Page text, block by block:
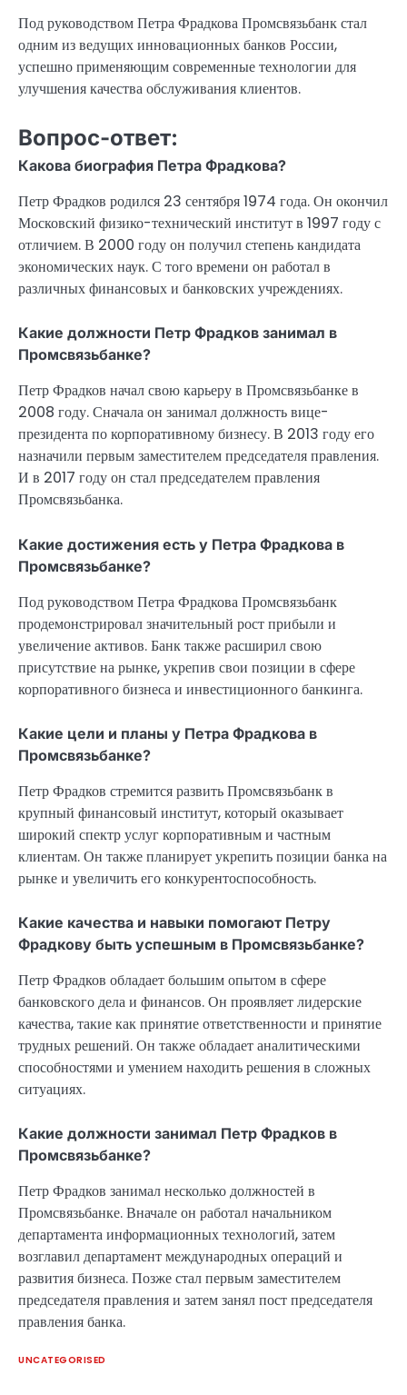
Под руководством Петра Фрадкова Промсвязьбанк стал
одним из ведущих инновационных банков России,
успешно применяющим современные технологии для
улучшения качества обслуживания клиентов.
Вопрос-ответ:
Какова биография Петра Фрадкова?
Петр Фрадков родился 23 сентября 1974 года. Он окончил
Московский физико-технический институт в 1997 году с
отличием. В 2000 году он получил степень кандидата
экономических наук. С того времени он работал в
различных финансовых и банковских учреждениях.
Какие должности Петр Фрадков занимал в
Промсвязьбанке?
Петр Фрадков начал свою карьеру в Промсвязьбанке в
2008 году. Сначала он занимал должность вице-
президента по корпоративному бизнесу. В 2013 году его
назначили первым заместителем председателя правления.
И в 2017 году он стал председателем правления
Промсвязьбанка.
Какие достижения есть у Петра Фрадкова в
Промсвязьбанке?
Под руководством Петра Фрадкова Промсвязьбанк
продемонстрировал значительный рост прибыли и
увеличение активов. Банк также расширил свою
присутствие на рынке, укрепив свои позиции в сфере
корпоративного бизнеса и инвестиционного банкинга.
Какие цели и планы у Петра Фрадкова в
Промсвязьбанке?
Петр Фрадков стремится развить Промсвязьбанк в
крупный финансовый институт, который оказывает
широкий спектр услуг корпоративным и частным
клиентам. Он также планирует укрепить позиции банка на
рынке и увеличить его конкурентоспособность.
Какие качества и навыки помогают Петру
Фрадкову быть успешным в Промсвязьбанке?
Петр Фрадков обладает большим опытом в сфере
банковского дела и финансов. Он проявляет лидерские
качества, такие как принятие ответственности и принятие
трудных решений. Он также обладает аналитическими
способностями и умением находить решения в сложных
ситуациях.
Какие должности занимал Петр Фрадков в
Промсвязьбанке?
Петр Фрадков занимал несколько должностей в
Промсвязьбанке. Вначале он работал начальником
департамента информационных технологий, затем
возглавил департамент международных операций и
развития бизнеса. Позже стал первым заместителем
председателя правления и затем занял пост председателя
правления банка.
UNCATEGORISED